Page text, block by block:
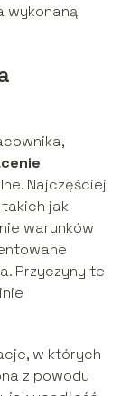
wykonaną
Najczęściej
jak
warunków
Przyczyny te
w których
z powodu